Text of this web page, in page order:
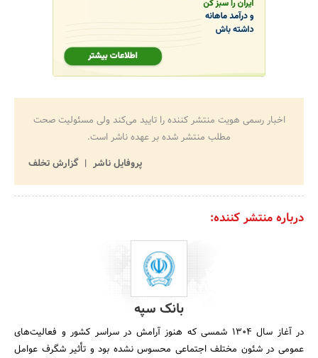
اخبار رسمی هویت منتشر کننده را تایید می‌کند ولی مسئولیت صحت
مطلب منتشر شده بر عهده ناشر است.
پروفایل ناشر
گزارش تخلف
درباره منتشر کننده:
بانک سپه
در آغاز سال 1304 شمسی که هنوز آرامش در سراسر کشور و فعالیت‌های
عمومی در شئون مختلف اجتماعی محسوس نشده بود و تأثیر شگرف عوامل